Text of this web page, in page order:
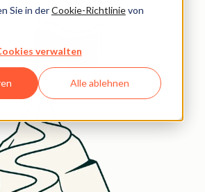
Sie in derCookie-Richtlinievon
verwalten
Alle ablehnen